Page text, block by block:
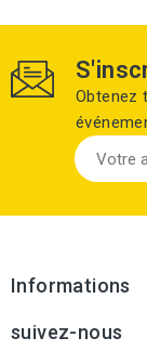
Obtenez
Informations
suivez-nous